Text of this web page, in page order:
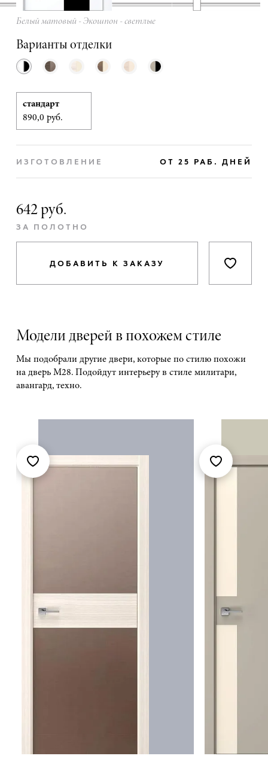
ИЗГОТОВЛЕНИЕ ОТ 25 РАБ. ДНЕЙ
642 руб.
ЗА ПОЛОТНО
ДОБАВИТЬ К ЗАКАЗУ
Белый матовый - Экошпон - светлые
Варианты отделки
стандарт
890,0 руб.
Модели дверей в похожем стиле
Мы подобрали другие двери, которые по стилю похожи
на дверь М28. Подойдут интерьеру в стиле милитари,
авангард, техно.